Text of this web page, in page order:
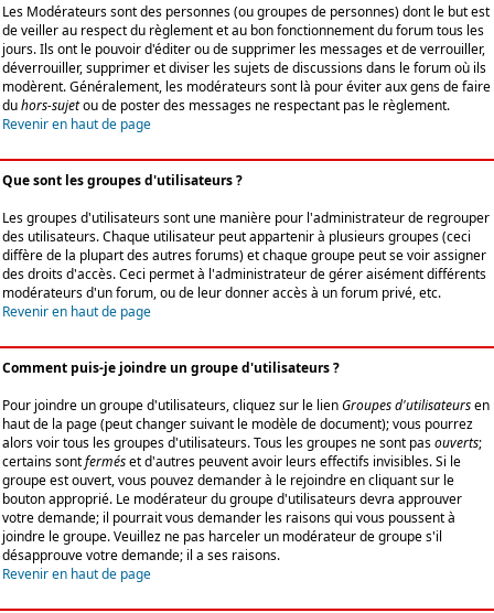
Les Modérateurs sont des personnes (ou groupes de personnes) dont le but est
de veiller au respect du règlement et au bon fonctionnement du forum tous les
jours. Ils ont le pouvoir d'éditer ou de supprimer les messages et de verrouiller,
déverrouiller, supprimer et diviser les sujets de discussions dans le forum où ils
modèrent. Généralement, les modérateurs sont là pour éviter aux gens de faire
duhors-sujetou de poster des messages ne respectant pas le règlement.
Revenir en haut de page
Que sont les groupes d'utilisateurs ?
Les groupes d'utilisateurs sont une manière pour l'administrateur de regrouper
des utilisateurs. Chaque utilisateur peut appartenir à plusieurs groupes (ceci
diffère de la plupart des autres forums) et chaque groupe peut se voir assigner
des droits d'accès. Ceci permet à l'administrateur de gérer aisément différents
modérateurs d'un forum, ou de leur donner accès à un forum privé, etc.
Revenir en haut de page
Comment puis-je joindre un groupe d'utilisateurs ?
Pour joindre un groupe d'utilisateurs, cliquez sur le lienGroupes d'utilisateursen
haut de la page (peut changer suivant le modèle de document); vous pourrez
alors voir tous les groupes d'utilisateurs. Tous les groupes ne sont pasouverts;
certains sontferméset d'autres peuvent avoir leurs effectifs invisibles. Si le
groupe est ouvert, vous pouvez demander à le rejoindre en cliquant sur le
bouton approprié. Le modérateur du groupe d'utilisateurs devra approuver
votre demande; il pourrait vous demander les raisons qui vous poussent à
joindre le groupe. Veuillez ne pas harceler un modérateur de groupe s'il
désapprouve votre demande; il a ses raisons.
Revenir en haut de page